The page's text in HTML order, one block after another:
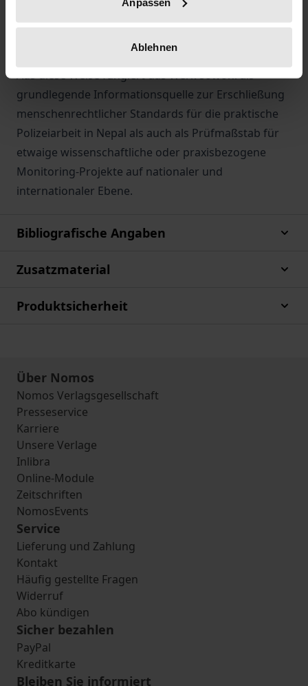
Ablehnen
Aus diese Weise fungiert das Werk sowohl als
grundlegende Informationsquelle zur Erschließung
menschenrechtlicher Standards für die praktische
Polizeiarbeit in Nepal als auch als Prüfmaßstab für
etwaige wissenschaftliche oder praxisbezogene
Monitoring-Projekte auf nationaler und
internationaler Ebene.
Bibliografische Angaben
Zusatzmaterial
Produktsicherheit
Über Nomos
Nomos Verlagsgesellschaft
Presseservice
Karriere
Unsere Verlage
Inlibra
Online-Module
Zeitschriften
NomosEvents
Service
Lieferung und Zahlung
Kontakt
Häufig gestellte Fragen
Widerruf
Abo kündigen
Sicher bezahlen
PayPal
Kreditkarte
Bleiben Sie informiert